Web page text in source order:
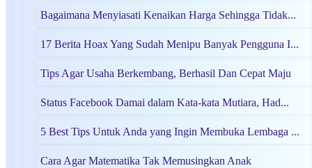
Bagaimana Menyiasati Kenaikan Harga Sehingga Tidak...
17 Berita Hoax Yang Sudah Menipu Banyak Pengguna I...
Tips Agar Usaha Berkembang, Berhasil Dan Cepat Maju
Status Facebook Damai dalam Kata-kata Mutiara, Had...
5 Best Tips Untuk Anda yang Ingin Membuka Lembaga ...
Cara Agar Matematika Tak Memusingkan Anak